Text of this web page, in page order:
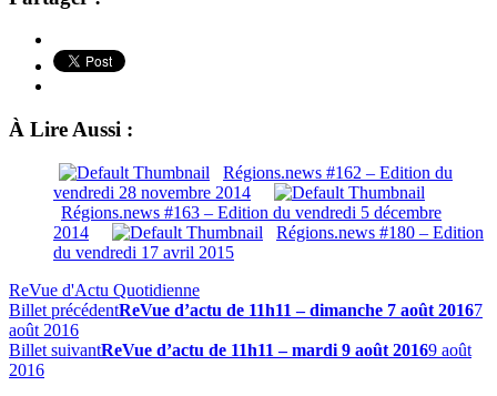
À Lire Aussi :
Régions.news #162 – Edition du
vendredi 28 novembre 2014
Régions.news #163 – Edition du vendredi 5 décembre
2014
Régions.news #180 – Edition
du vendredi 17 avril 2015
ReVue d'Actu Quotidienne
Billet précédentReVue d’actu de 11h11 – dimanche 7 août 20167
août 2016
Billet suivantReVue d’actu de 11h11 – mardi 9 août 20169 août
2016